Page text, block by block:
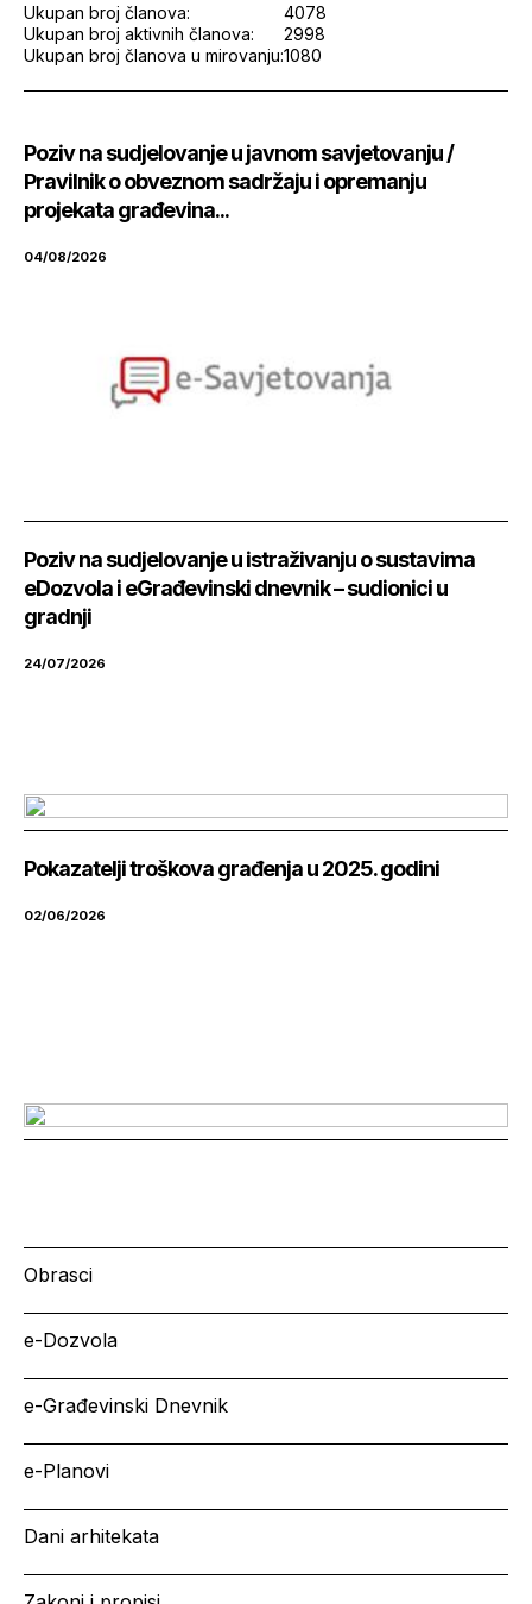
Ukupan broj članova:
4078
Ukupan broj aktivnih članova:
2998
Ukupan broj članova u mirovanju:1080
Poziv na sudjelovanje u javnom savjetovanju /
Pravilnik o obveznom sadržaju i opremanju
projekata građevina...
04/08/2026
Poziv na sudjelovanje u istraživanju o sustavima
eDozvola i eGrađevinski dnevnik – sudionici u
gradnji
24/07/2026
Pokazatelji troškova građenja u 2025. godini
02/06/2026
Obrasci
e-Dozvola
e-Građevinski Dnevnik
e-Planovi
Dani arhitekata